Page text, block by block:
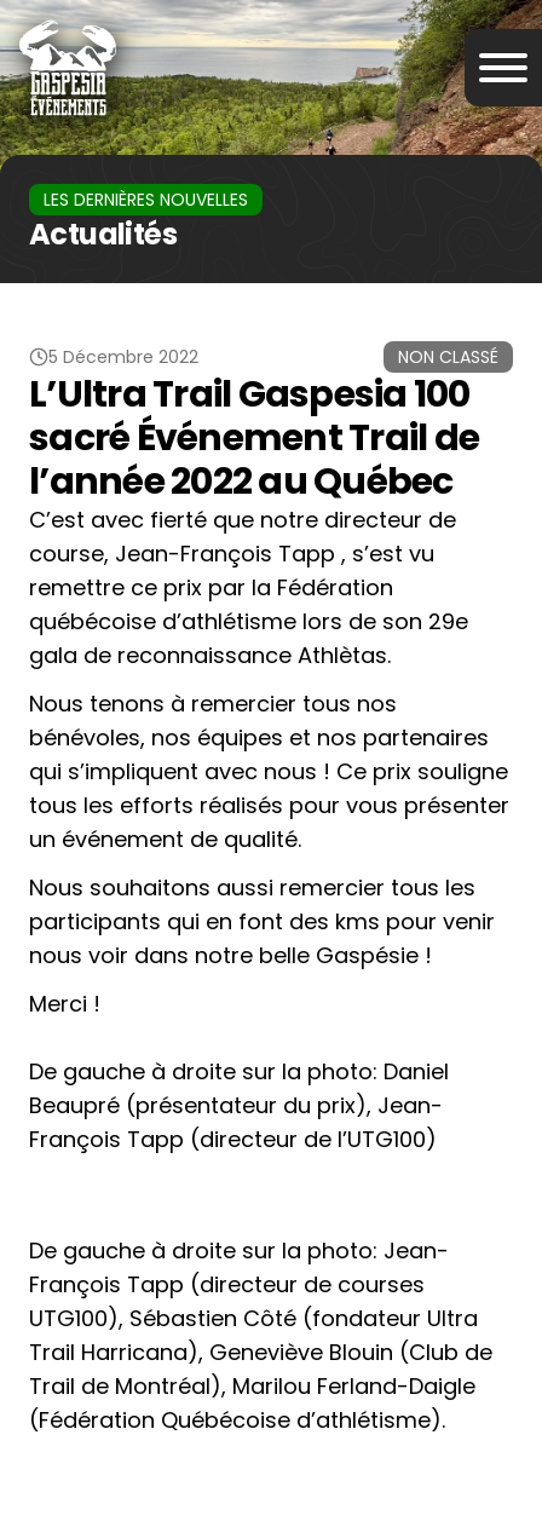
LES DERNIÈRES NOUVELLES
Actualités
5 Décembre 2022 NON CLASSÉ
L’Ultra Trail Gaspesia 100
sacré Événement Trail de
l’année 2022 au Québec
C’est avec fierté que notre directeur de
course, Jean-François Tapp , s’est vu
remettre ce prix par la Fédération
québécoise d’athlétisme lors de son 29e
gala de reconnaissance Athlètas.
Nous tenons à remercier tous nos
bénévoles, nos équipes et nos partenaires
qui s’impliquent avec nous ! Ce prix souligne
tous les efforts réalisés pour vous présenter
un événement de qualité.
Nous souhaitons aussi remercier tous les
participants qui en font des kms pour venir
nous voir dans notre belle Gaspésie !
Merci !
De gauche à droite sur la photo: Daniel
Beaupré (présentateur du prix), Jean-
François Tapp (directeur de l’UTG100)
De gauche à droite sur la photo: Jean-
François Tapp (directeur de courses
UTG100), Sébastien Côté (fondateur Ultra
Trail Harricana), Geneviève Blouin (Club de
Trail de Montréal), Marilou Ferland-Daigle
(Fédération Québécoise d’athlétisme).